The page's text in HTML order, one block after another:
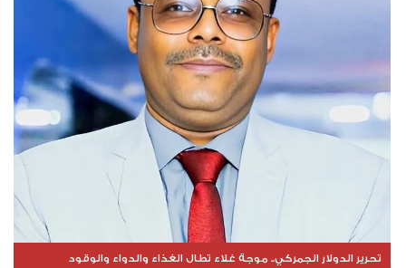
تحرير الدولار الجمركي.. موجة غلاء تطال الغذاء والدواء والوقود